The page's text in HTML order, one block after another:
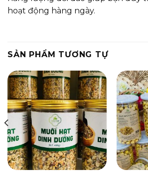
hoạt động hàng ngày.
SẢN PHẨM TƯƠNG TỰ